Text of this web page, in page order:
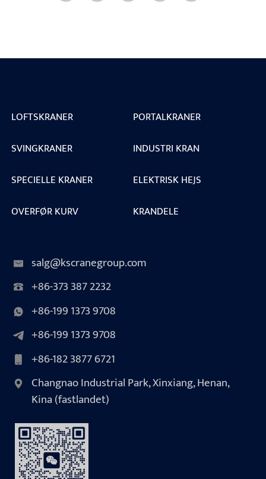
LOFTSKRANER
PORTALKRANER
SVINGKRANER
INDUSTRI KRAN
SPECIELLE KRANER
ELEKTRISK HEJS
OVERFØR KURV
KRANDELE
salg@kscranegroup.com
+86-373 387 2232
+86-199 1373 9708
+86-199 1373 9708
+86-182 3877 6721
Changnao Industrial Park, Xinxiang, Henan,
Kina (fastlandet)